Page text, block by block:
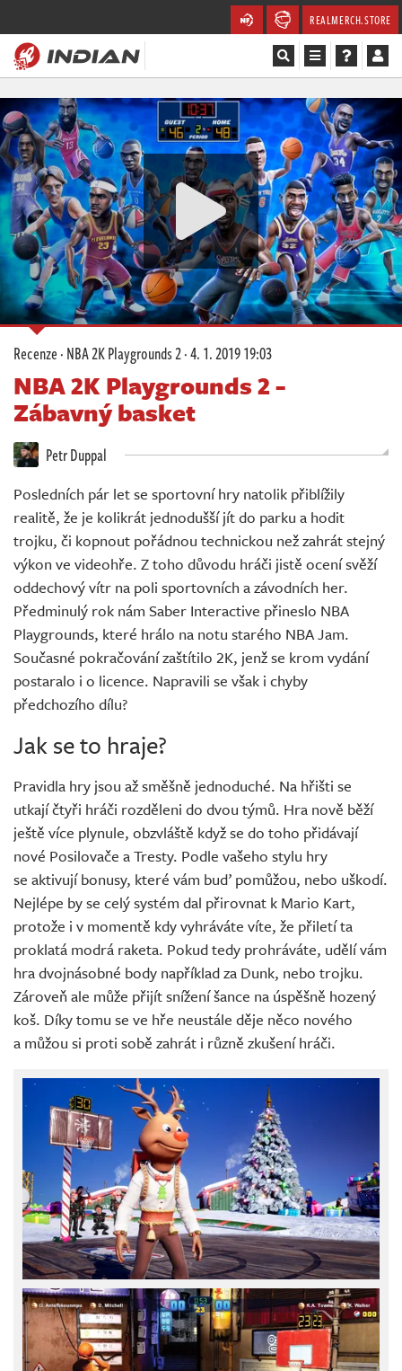
REALMERCH.STORE
Magazín
Recenze
Videa
Soutěže
Databáze
Komunita
Redakce
Živě
Recenze·NBA 2K Playgrounds 2·4. 1. 2019 19:03
NBA 2K Playgrounds 2 -
Zábavný basket
Petr Duppal
Posledních pár let se sportovní hry natolik přiblížily
realitě, že je kolikrát jednodušší jít do parku a hodit
trojku, či kopnout pořádnou technickou než zahrát stejný
výkon ve videohře. Z toho důvodu hráči jistě ocení svěží
oddechový vítr na poli sportovních a závodních her.
Předminulý rok nám Saber Interactive přineslo NBA
Playgrounds, které hrálo na notu starého NBA Jam.
Současné pokračování zaštítilo 2K, jenž se krom vydání
postaralo i o licence. Napravili se však i chyby
předchozího dílu?
Jak se to hraje?
Pravidla hry jsou až směšně jednoduché. Na hřišti se
utkají čtyři hráči rozděleni do dvou týmů. Hra nově běží
ještě více plynule, obzvláště když se do toho přidávají
nové Posilovače a Tresty. Podle vašeho stylu hry
se aktivují bonusy, které vám buď pomůžou, nebo uškodí.
Nejlépe by se celý systém dal přirovnat k Mario Kart,
protože i v momentě kdy vyhráváte víte, že přiletí ta
proklatá modrá raketa. Pokud tedy prohráváte, udělí vám
hra dvojnásobné body například za Dunk, nebo trojku.
Zároveň ale může přijít snížení šance na úspěšně hozený
koš. Díky tomu se ve hře neustále děje něco nového
a můžou si proti sobě zahrát i různě zkušení hráči.